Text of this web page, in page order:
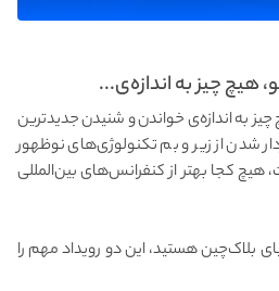
هیچ چیز به اندازه‌ی...
چیز به اندازه‌ی خواندن و شنیدن جدیدترین
شدن از زیر و بم تکنولوژی‌های نوظهور
هیچ کجا بهتر از کنفرانس‌های بین‌المللی
بلاک‌چین هستید، این دو رویداد مهم را